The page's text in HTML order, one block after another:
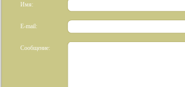
Имя:
E-mail:
Сообщение: